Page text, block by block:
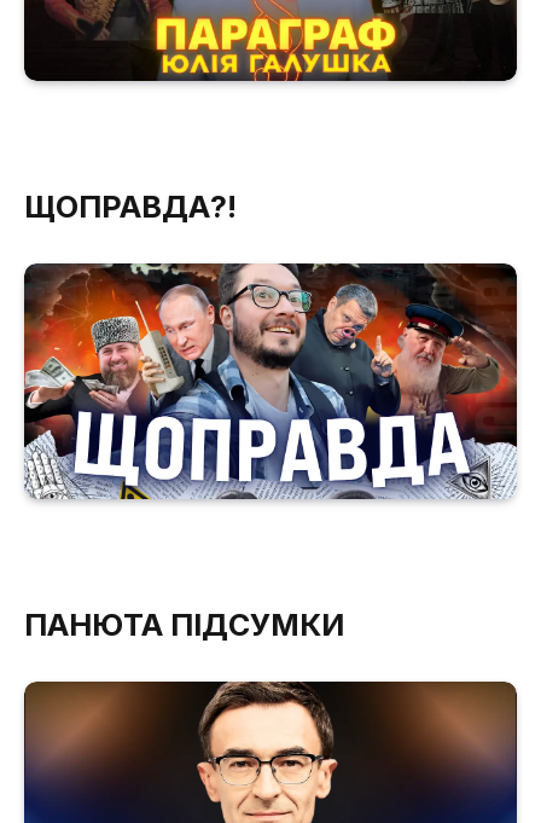
ЩОПРАВДА?!
ПАНЮТА ПІДСУМКИ